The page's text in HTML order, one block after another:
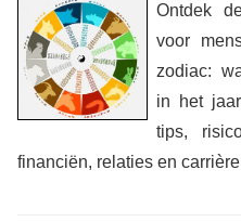
Ontdek
voor
zodiac:
in het
tips,
financiën, relaties en